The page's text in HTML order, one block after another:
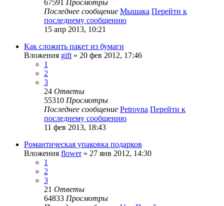
67591 Просмотры
Последнее сообщение Мышака Перейти к
последнему сообщению
15 апр 2013, 10:21
Как сложить пакет из бумаги
Вложения gift » 20 фев 2012, 17:46
1
2
3
24 Ответы
55310 Просмотры
Последнее сообщение Petrovna Перейти к
последнему сообщению
11 фев 2013, 18:43
Романтическая упаковка подарков
Вложения flower» 27 янв 2012, 14:30
1
2
3
21 Ответы
64833 Просмотры